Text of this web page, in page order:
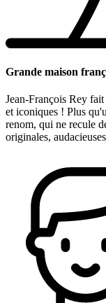
Grande maison
Jean-François Rey
et iconiques ! Plus
renom, qui ne recule
originales,